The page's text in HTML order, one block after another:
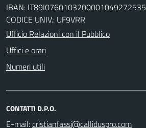
IBAN: IT89I0760103200001049272535
CODICE UNIV.: UF9VRR
Ufficio Relazioni con il Pubblico
Uffici e orari
Numeri utili
CONTATTI D.P.O.
E-mail: